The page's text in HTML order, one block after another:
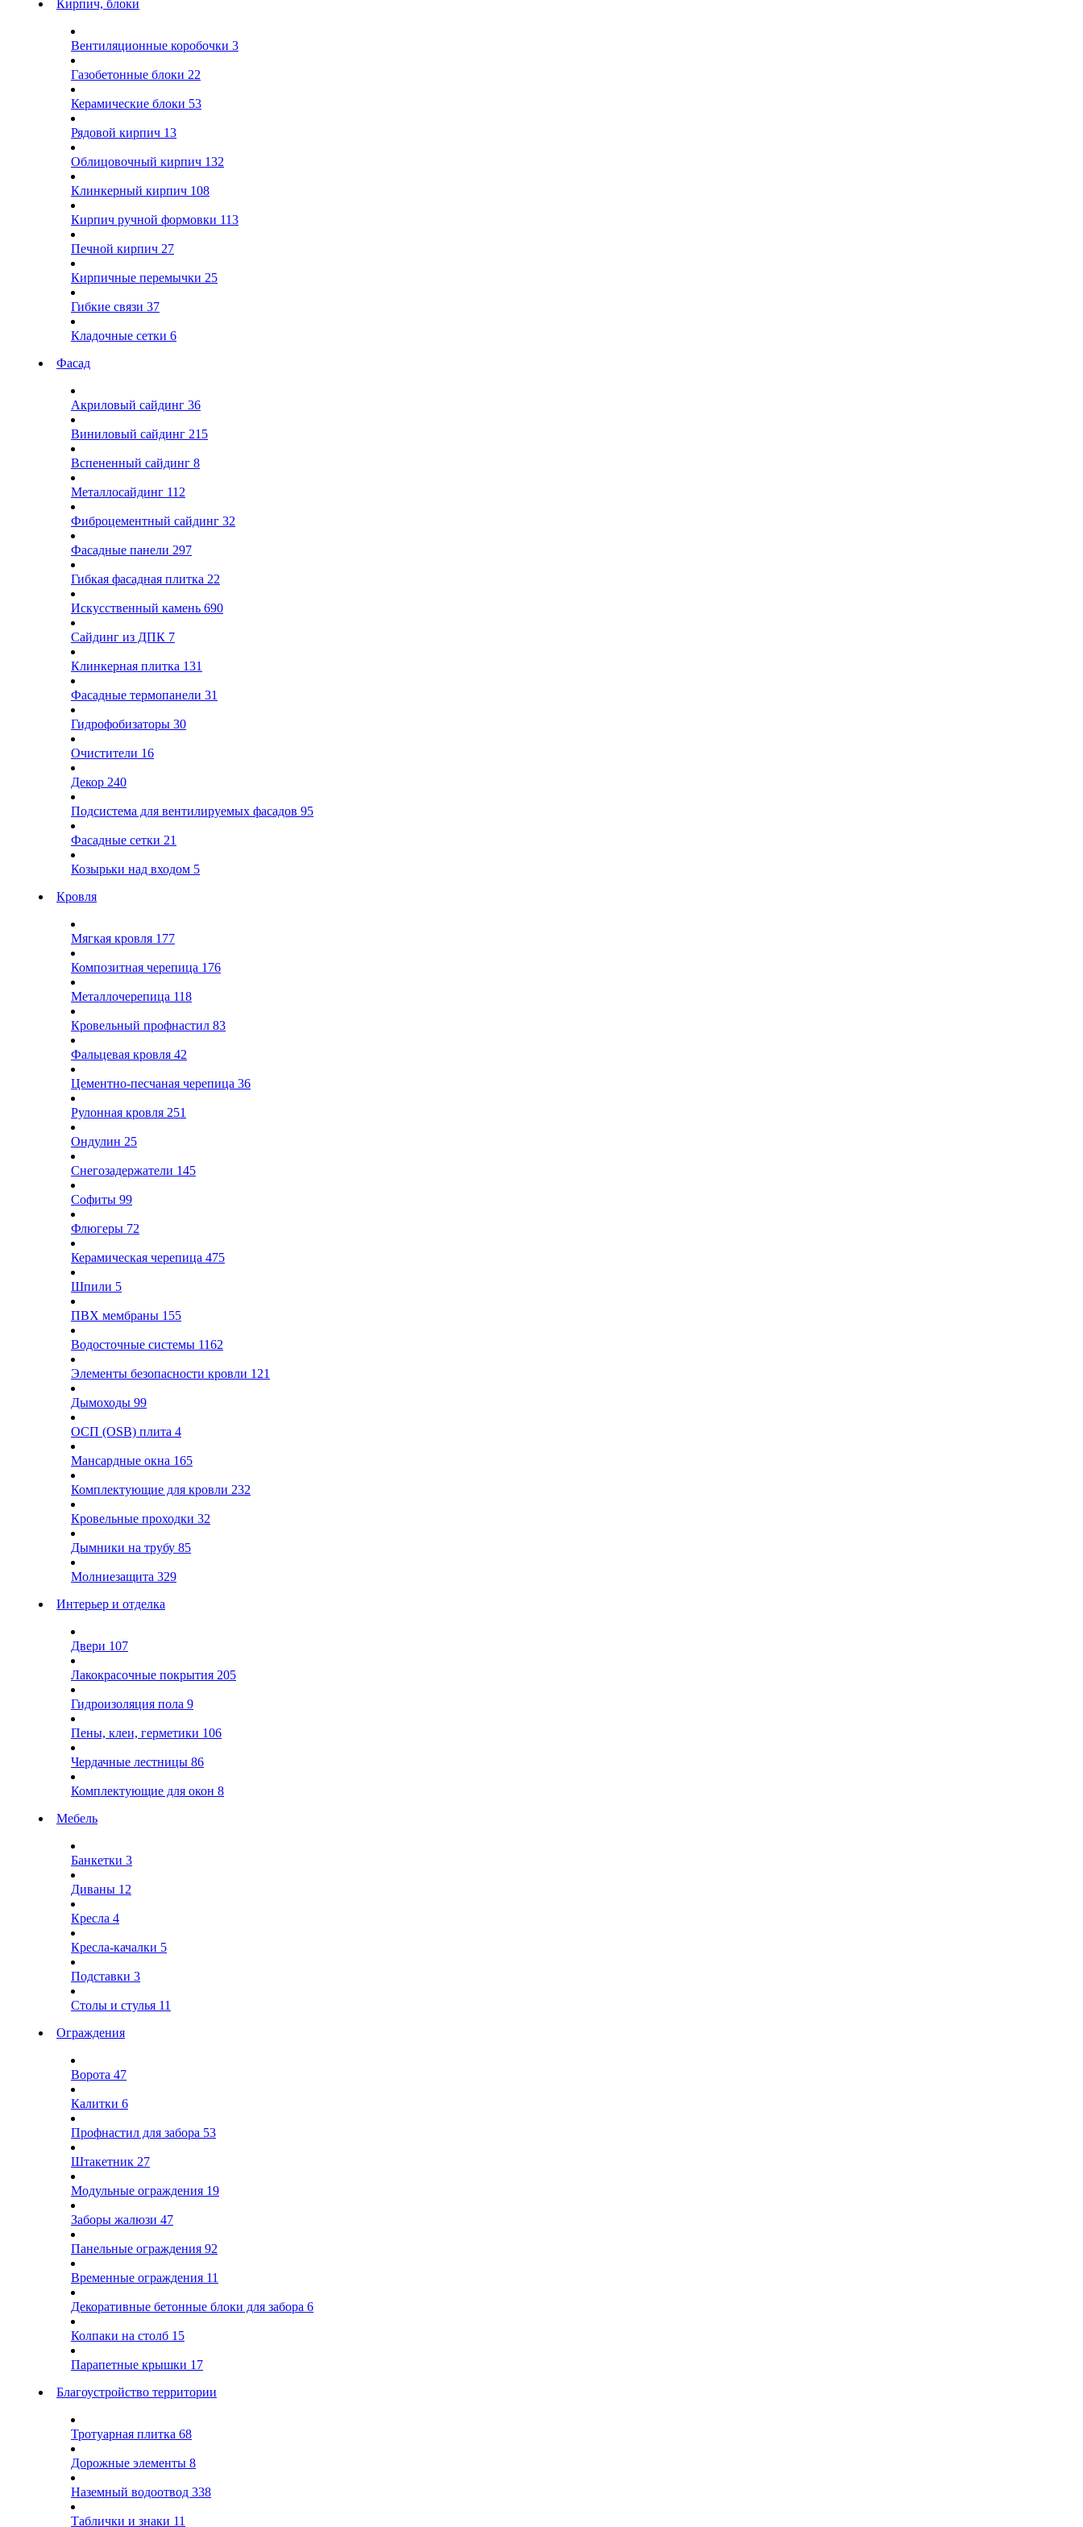
Кирпич, блоки
Вентиляционные коробочки 3
Газобетонные блоки 22
Керамические блоки 53
Рядовой кирпич 13
Облицовочный кирпич 132
Клинкерный кирпич 108
Кирпич ручной формовки 113
Печной кирпич 27
Кирпичные перемычки 25
Гибкие связи 37
Кладочные сетки 6
Фасад
Акриловый сайдинг 36
Виниловый сайдинг 215
Вспененный сайдинг 8
Металлосайдинг 112
Фиброцементный сайдинг 32
Фасадные панели 297
Гибкая фасадная плитка 22
Искусственный камень 690
Сайдинг из ДПК 7
Клинкерная плитка 131
Фасадные термопанели 31
Гидрофобизаторы 30
Очистители 16
Декор 240
Подсистема для вентилируемых фасадов 95
Фасадные сетки 21
Козырьки над входом 5
Кровля
Мягкая кровля 177
Композитная черепица 176
Металлочерепица 118
Кровельный профнастил 83
Фальцевая кровля 42
Цементно-песчаная черепица 36
Рулонная кровля 251
Ондулин 25
Снегозадержатели 145
Софиты 99
Флюгеры 72
Керамическая черепица 475
Шпили 5
ПВХ мембраны 155
Водосточные системы 1162
Элементы безопасности кровли 121
Дымоходы 99
ОСП (OSB) плита 4
Мансардные окна 165
Комплектующие для кровли 232
Кровельные проходки 32
Дымники на трубу 85
Молниезащита 329
Интерьер и отделка
Двери 107
Лакокрасочные покрытия 205
Гидроизоляция пола 9
Пены, клеи, герметики 106
Чердачные лестницы 86
Комплектующие для окон 8
Мебель
Банкетки 3
Диваны 12
Кресла 4
Кресла-качалки 5
Подставки 3
Столы и стулья 11
Ограждения
Ворота 47
Калитки 6
Профнастил для забора 53
Штакетник 27
Модульные ограждения 19
Заборы жалюзи 47
Панельные ограждения 92
Временные ограждения 11
Декоративные бетонные блоки для забора 6
Колпаки на столб 15
Парапетные крышки 17
Благоустройство территории
Тротуарная плитка 68
Дорожные элементы 8
Наземный водоотвод 338
Таблички и знаки 11